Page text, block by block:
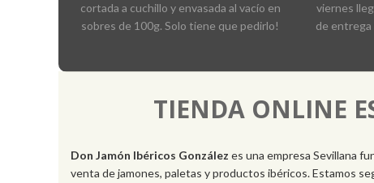
cortada a cuchillo y envasada al vacío en
sobres de 100g. Solo tiene que pedirlo!
viernes
de entrega
TIENDA ONLINE
Don Jamón Ibéricos González es una empresa Sevillana
venta de jamones, paletas y productos ibéricos. Estamos